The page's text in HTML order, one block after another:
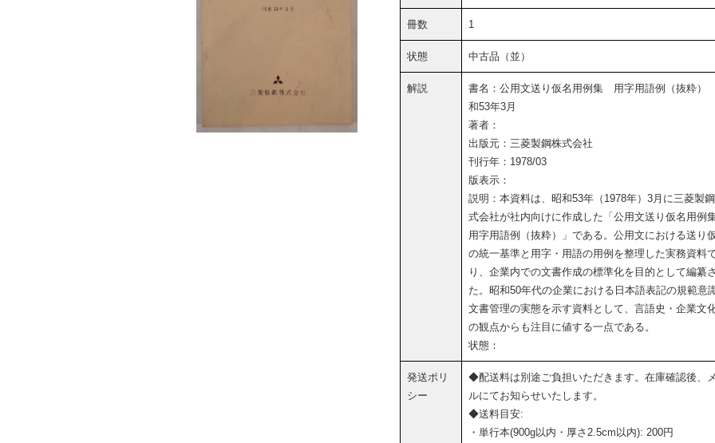
冊数 1
状態 中古品（並）
解説
書名：公用文送り仮名用例集 用字用語例（抜粋）
和53年3月
著者：
出版元：三菱製鋼株式会社
刊行年：1978/03
版表示：
説明：本資料は、昭和53年（1978年）3月に三菱製
式会社が社内向けに作成した「公用文送り仮名用例
用字用語例（抜粋）」である。公用文における送り
の統一基準と用字・用語の用例を整理した実務資料
り、企業内での文書作成の標準化を目的として編纂
た。昭和50年代の企業における日本語表記の規範意
文書管理の実態を示す資料として、言語史・企業文
の観点からも注目に値する一点である。
状態：
発送ポリ
シー
◆配送料は別途ご負担いただきます。在庫確認後、
ルにてお知らせいたします。
◆送料目安:
・単行本(900g以内・厚さ2.5cm以内): 200円